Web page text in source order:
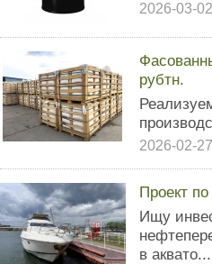
2026-03-02
рубтн.
2026-02-27
Проект
Ищу
в аквато...